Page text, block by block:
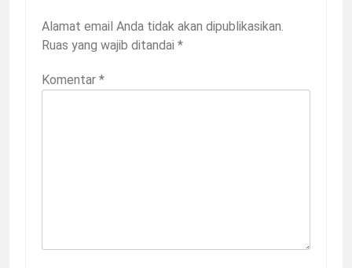
Alamat email Anda tidak akan dipublikasikan.
Ruas yang wajib ditandai *
Komentar *